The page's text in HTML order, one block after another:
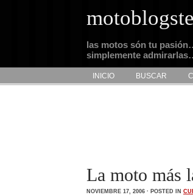
las motos són tu
simplemente
INICIO BUSCAR
La moto más
NOVIEMBRE 17, 2006 · POSTED IN